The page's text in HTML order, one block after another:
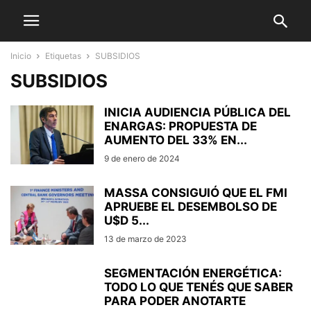
Inicio Etiquetas SUBSIDIOS
SUBSIDIOS
INICIA AUDIENCIA PÚBLICA DEL
ENARGAS: PROPUESTA DE
AUMENTO DEL 33% EN...
9 de enero de 2024
MASSA CONSIGUIÓ QUE EL FMI
APRUEBE EL DESEMBOLSO DE
U$D 5...
13 de marzo de 2023
SEGMENTACIÓN ENERGÉTICA:
TODO LO QUE TENÉS QUE SABER
PARA PODER ANOTARTE